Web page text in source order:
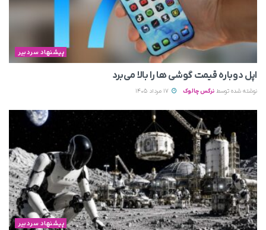
پیشنهاد سردبیر
اپل دوباره قیمت‌ گوشی ها را بالا می‌برد
نوشته شده توسط نرگس چالوک
پیشنهاد سردبیر